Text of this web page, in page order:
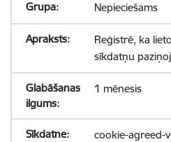
Nepieciešams
Reģistrē, ka
sīkdatņu
1 mēnesis
cookie-agreed-